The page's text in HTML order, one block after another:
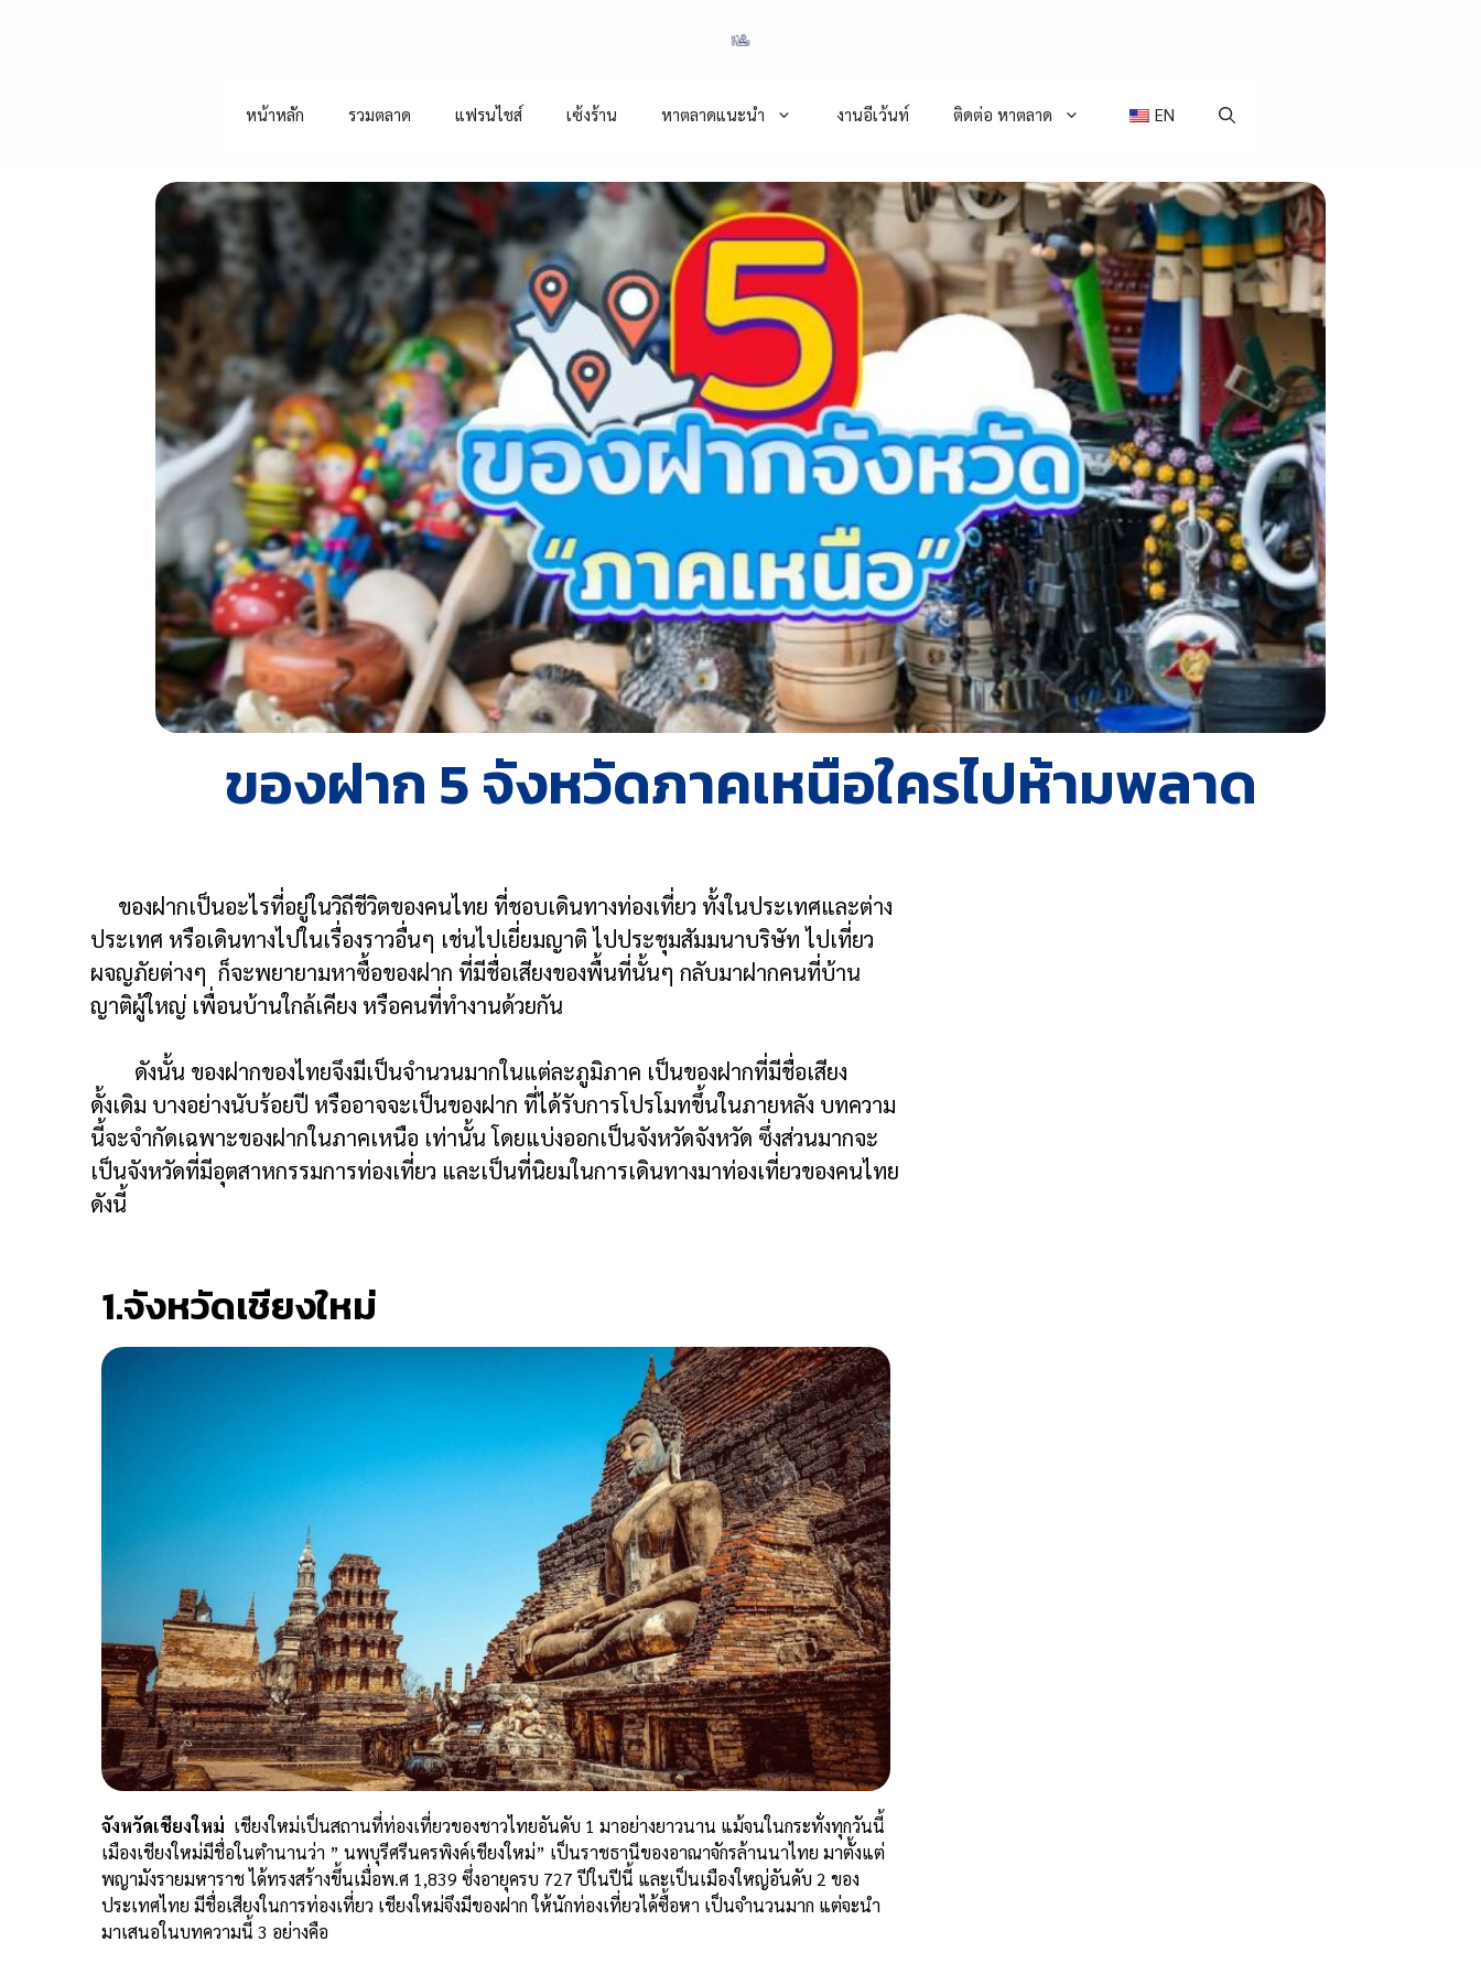
หน้าหลัก รวมตลาด แฟรนไชส์ เซ้งร้าน หาตลาดแนะนำ งานอีเว้นท์ ติดต่อ หาตลาด EN
ของฝาก 5 จังหวัดภาคเหนือใครไปห้ามพลาด
ของฝากเป็นอะไรที่อยู่ในวิถีชีวิตของคนไทย ที่ชอบเดินทางท่องเที่ยว ทั้งในประเทศและต่าง
ประเทศ หรือเดินทางไปในเรื่องราวอื่นๆ เช่นไปเยี่ยมญาติ ไปประชุมสัมมนาบริษัท ไปเที่ยว
ผจญภัยต่างๆ ก็จะพยายามหาซื้อของฝาก ที่มีชื่อเสียงของพื้นที่นั้นๆ กลับมาฝากคนที่บ้าน
ญาติผู้ใหญ่ เพื่อนบ้านใกล้เคียง หรือคนที่ทำงานด้วยกัน
ดังนั้น ของฝากของไทยจึงมีเป็นจำนวนมากในแต่ละภูมิภาค เป็นของฝากที่มีชื่อเสียง
ดั้งเดิม บางอย่างนับร้อยปี หรืออาจจะเป็นของฝาก ที่ได้รับการโปรโมทขึ้นในภายหลัง บทความ
นี้จะจำกัดเฉพาะของฝากในภาคเหนือ เท่านั้น โดยแบ่งออกเป็นจังหวัดจังหวัด ซึ่งส่วนมากจะ
เป็นจังหวัดที่มีอุตสาหกรรมการท่องเที่ยว และเป็นที่นิยมในการเดินทางมาท่องเที่ยวของคนไทย
ดังนี้
1.จังหวัดเชียงใหม่
จังหวัดเชียงใหม่ เชียงใหม่เป็นสถานที่ท่องเที่ยวของชาวไทยอันดับ 1 มาอย่างยาวนาน แม้จนในกระทั่งทุกวันนี้
เมืองเชียงใหม่มีชื่อในตำนานว่า ” นพบุรีศรีนครพิงค์เชียงใหม่” เป็นราชธานีของอาณาจักรล้านนาไทย มาตั้งแต่
พญามังรายมหาราช ได้ทรงสร้างขึ้นเมื่อพ.ศ 1,839 ซึ่งอายุครบ 727 ปีในปีนี้ และเป็นเมืองใหญ่อันดับ 2 ของ
ประเทศไทย มีชื่อเสียงในการท่องเที่ยว เชียงใหม่จึงมีของฝาก ให้นักท่องเที่ยวได้ซื้อหา เป็นจำนวนมาก แต่จะนำ
มาเสนอในบทความนี้ 3 อย่างคือ